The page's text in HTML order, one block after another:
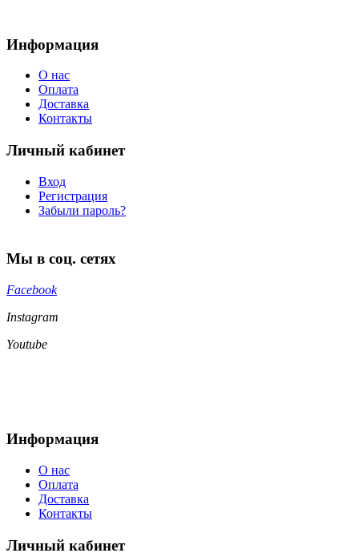
Информация
О нас
Оплата
Доставка
Контакты
Личный кабинет
Вход
Регистрация
Забыли пароль?
Мы в соц. сетях
Facebook
Instagram
Youtube
Информация
О нас
Оплата
Доставка
Контакты
Личный кабинет